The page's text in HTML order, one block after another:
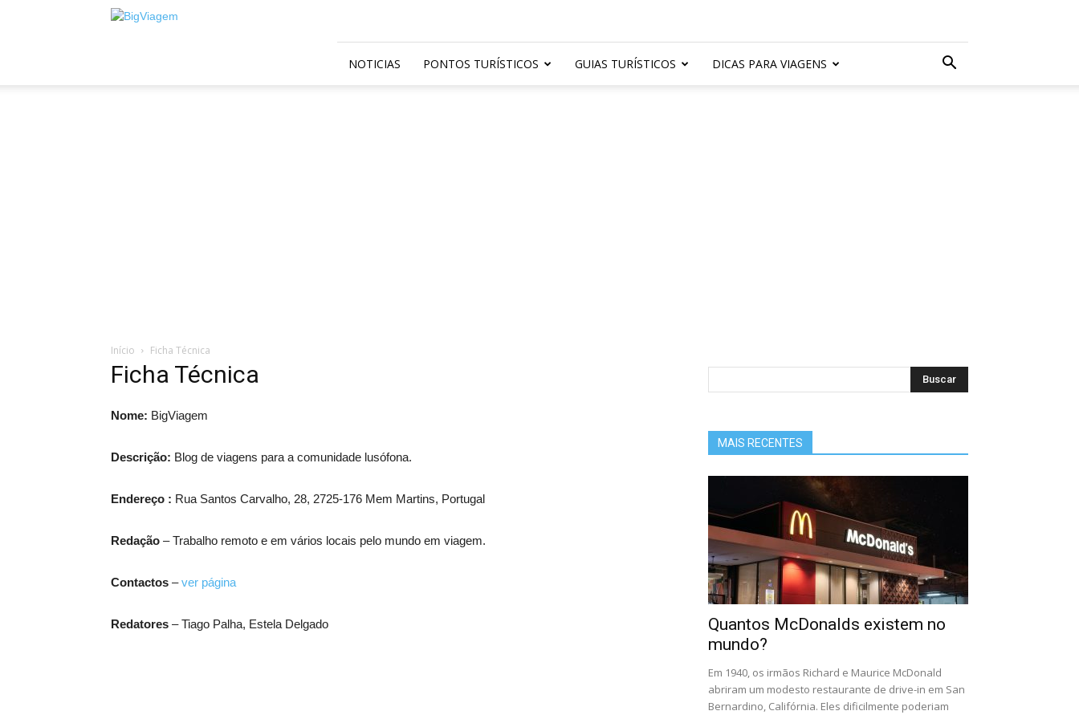
BigViagem
NOTICIAS PONTOS TURÍSTICOS GUIAS TURÍSTICOS DICAS PARA VIAGENS
Início Ficha Técnica
Ficha Técnica
Nome: BigViagem
Descrição: Blog de viagens para a comunidade lusófona.
Endereço : Rua Santos Carvalho, 28, 2725-176 Mem Martins, Portugal
Redação – Trabalho remoto e em vários locais pelo mundo em viagem.
Contactos –ver página
Redatores – Tiago Palha, Estela Delgado
MAIS RECENTES
Quantos McDonalds existem no
mundo?
Em 1940, os irmãos Richard e Maurice McDonald
abriram um modesto restaurante de drive-in em San
Bernardino, Califórnia. Eles dificilmente poderiam